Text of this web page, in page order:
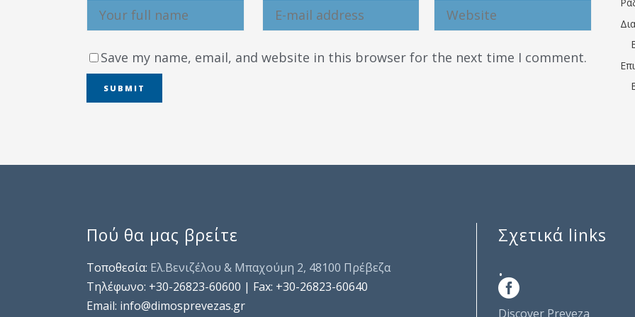
Save my name, email, and website in this browser for the next time I comment.
Πού θα μας βρείτε
Τοποθεσία: Ελ.Βενιζέλου & Μπαχούμη 2, 48100 Πρέβεζα
Τηλέφωνo: +30-26823-60600 | Fax: +30-26823-60640
Email: info@dimosprevezas.gr
Σχετικά links
.
Discover Preveza